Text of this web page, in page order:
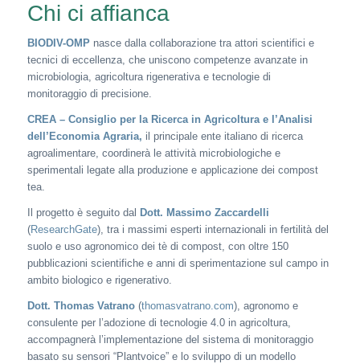
Chi ci affianca
BIODIV-OMP nasce dalla collaborazione tra attori scientifici e
tecnici di eccellenza, che uniscono competenze avanzate in
microbiologia, agricoltura rigenerativa e tecnologie di
monitoraggio di precisione.
CREA – Consiglio per la Ricerca in Agricoltura e l’Analisi
dell’Economia Agraria, il principale ente italiano di ricerca
agroalimentare, coordinerà le attività microbiologiche e
sperimentali legate alla produzione e applicazione dei compost
tea.
Il progetto è seguito dal Dott. Massimo Zaccardelli
(ResearchGate), tra i massimi esperti internazionali in fertilità del
suolo e uso agronomico dei tè di compost, con oltre 150
pubblicazioni scientifiche e anni di sperimentazione sul campo in
ambito biologico e rigenerativo.
Dott. Thomas Vatrano (thomasvatrano.com), agronomo e
consulente per l’adozione di tecnologie 4.0 in agricoltura,
accompagnerà l’implementazione del sistema di monitoraggio
basato su sensori “Plantvoice” e lo sviluppo di un modello